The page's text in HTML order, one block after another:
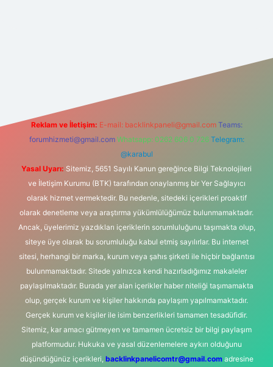
Reklam ve İletişim: E-mail: backlinkpaneli@gmail.com Teams:
forumhizmeti@gmail.com Whatsapp: 0262 606 0 726 Telegram:
@karabul
Yasal Uyarı: Sitemiz, 5651 Sayılı Kanun gereğince Bilgi Teknolojileri
ve İletişim Kurumu (BTK) tarafından onaylanmış bir Yer Sağlayıcı
olarak hizmet vermektedir. Bu nedenle, sitedeki içerikleri proaktif
olarak denetleme veya araştırma yükümlülüğümüz bulunmamaktadır.
Ancak, üyelerimiz yazdıkları içeriklerin sorumluluğunu taşımakta olup,
siteye üye olarak bu sorumluluğu kabul etmiş sayılırlar. Bu internet
sitesi, herhangi bir marka, kurum veya şahıs şirketi ile hiçbir bağlantısı
bulunmamaktadır. Sitede yalnızca kendi hazırladığımız makaleler
paylaşılmaktadır. Burada yer alan içerikler haber niteliği taşımamakta
olup, gerçek kurum ve kişiler hakkında paylaşım yapılmamaktadır.
Gerçek kurum ve kişiler ile isim benzerlikleri tamamen tesadüfidir.
Sitemiz, kar amacı gütmeyen ve tamamen ücretsiz bir bilgi paylaşım
platformudur. Hukuka ve yasal düzenlemelere aykırı olduğunu
düşündüğünüz içerikleri, backlinkpanelicomtr@gmail.comadresine